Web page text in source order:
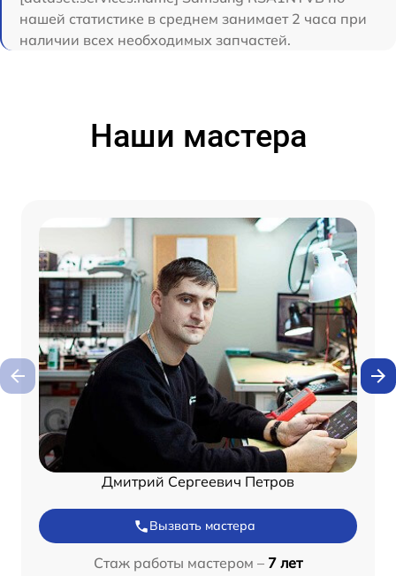
нашей статистике в среднем занимает 2 часа при
наличии всех необходимых запчастей.
Наши мастера
Дмитрий Сергеевич Петров
Вызвать мастера
Стаж работы мастером – 7 лет